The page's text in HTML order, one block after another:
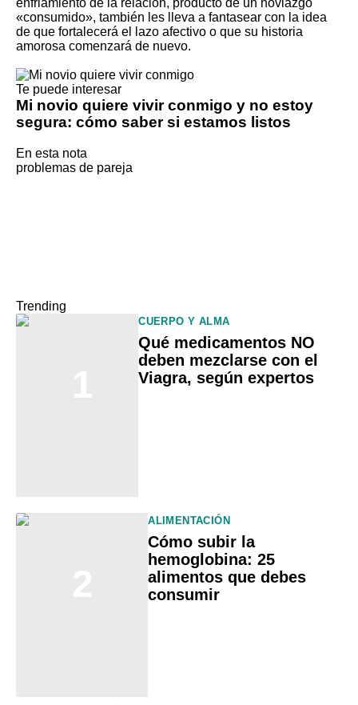
enfriamiento de la relación, producto de un noviazgo
«consumido», también les lleva a fantasear con la idea
de que fortalecerá el lazo afectivo o que su historia
amorosa comenzará de nuevo.
Te puede interesar
Mi novio quiere vivir conmigo y no estoy
segura: cómo saber si estamos listos
En esta nota
problemas de pareja
Trending
CUERPO Y ALMA
Qué medicamentos NO
deben mezclarse con el
Viagra, según expertos
ALIMENTACIÓN
Cómo subir la
hemoglobina: 25
alimentos que debes
consumir